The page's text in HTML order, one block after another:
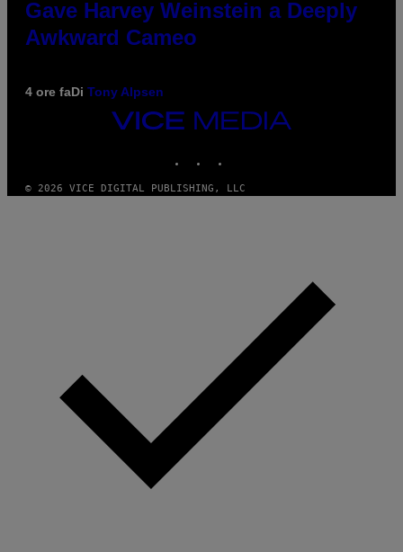
Gave Harvey Weinstein a Deeply
Awkward Cameo
4 ore faDi Tony Alpsen
VICE
MEDIA
© 2026 VICE DIGITAL PUBLISHING, LLC